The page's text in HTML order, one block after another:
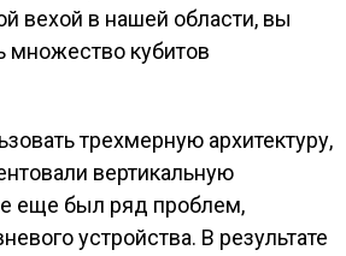
вехой в нашей области, вы
множество кубитов
трехмерную архитектуру,
вертикальную
еще был ряд проблем,
устройства. В результате